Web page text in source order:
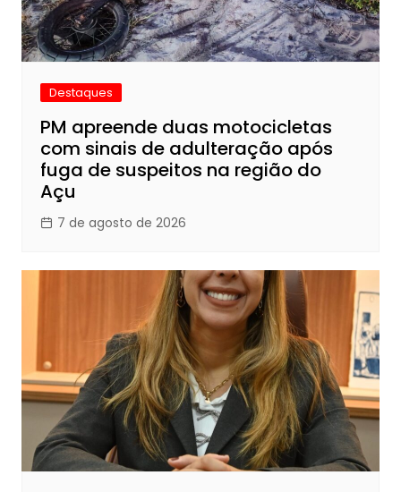
Destaques
PM apreende duas motocicletas
com sinais de adulteração após
fuga de suspeitos na região do
Açu
7 de agosto de 2026